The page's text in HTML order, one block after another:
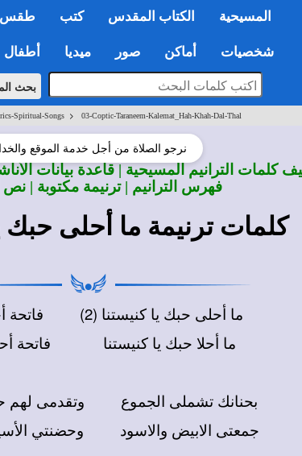
المسيحية الكتاب المقدس كتب طقس
شخصيات أماكن صور ميديا أطفال
بحث
Spiritual-Songs > 03-Coptic-Taraneem-Kalemat_Hah-Khah-Dal-Thal
نرجو الصلاة من أجل خدمة الموقع
كلمات الترانيم المسيحية | قاعدة بيانات
فهرس الترانيم | ترنيمة مكتوبة | نص
كلمات ترنيمة ما أحلى حبك
ما أحلى حبك يا كنيستنا (2)
فاتحة
ما أحلا حبك يا كنيستنا
فاتحة
بحنانك تشملى الجموع
وتقدمى لهم
جمعتى الابيض والاسود
وحضنتي ال